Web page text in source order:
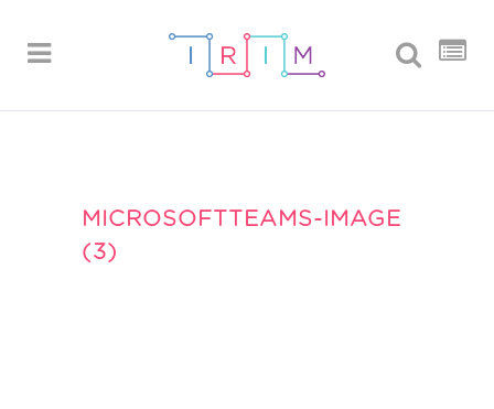
MICROSOFTTEAMS-IMAGE
(3)